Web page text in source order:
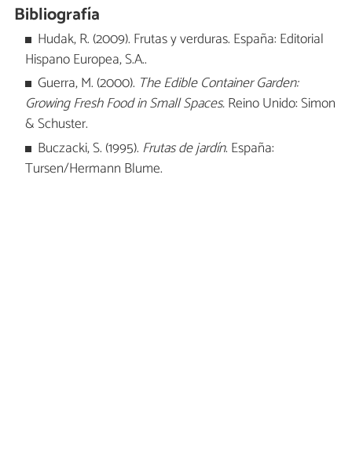
Bibliografía
Hudak, R. (2009). Frutas y verduras. España: Editorial
Hispano Europea, S.A..
Guerra, M. (2000). The Edible Container Garden:
Growing Fresh Food in Small Spaces.Reino Unido: Simon
& Schuster.
Buczacki, S. (1995). Frutas de jardín. España:
Tursen/Hermann Blume.